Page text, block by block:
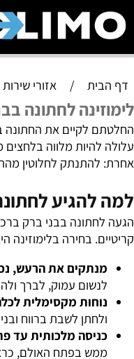
/ אזורי שירות /
לחתונה בבני
את החתונה באחד
מלווה בלחצים
לחלוטין מההמולה
לחתונה
בבני ברק ברכב
בחירה בלימוזינה היא
את הרעש, נכנסים
עמוק, לברך ולהתכונן
מקסימלית לכלה
לשבת ברווח
מלכותית עד פתח